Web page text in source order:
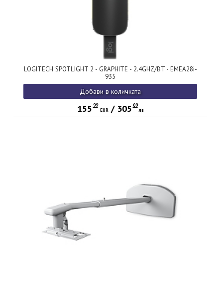
LOGITECH SPOTLIGHT 2 - GRAPHITE - 2.4GHZ/BT - EMEA28i-
935
Добави в количката
155 99
EUR/ 305 09
лв